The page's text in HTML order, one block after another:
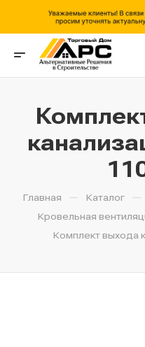
Главная — Каталог —
Кровельная
Комплект выхода